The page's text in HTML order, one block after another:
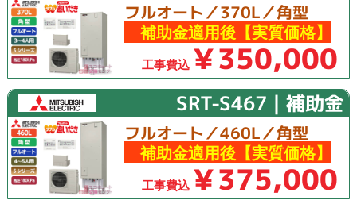
フルオート／370L／角型
補助金適用後【実質価格】
工事費込 ￥350,000
SRT-S467｜補助金
フルオート／460L／角型
補助金適用後【実質価格】
工事費込 ￥375,000